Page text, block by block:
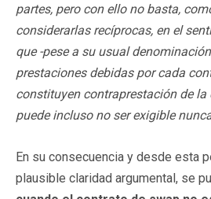
partes, pero con ello no basta,
considerarlas recíprocas, en el
que -pese a su usual
prestaciones debidas por cada
constituyen contraprestación de la
puede incluso no ser exigible
En su consecuencia y desde esta
plausible claridad argumental, se